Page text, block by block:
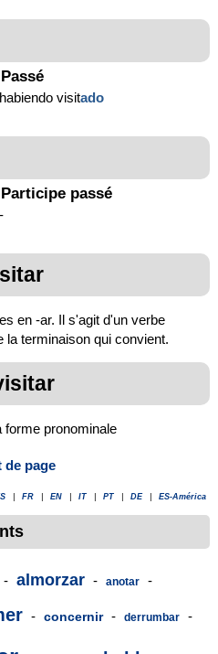
Passé
habiendo visitado
Participe passé
-
en -ar. Il s'agit d'un verbe
la terminaison qui convient.
forme pronominale
de page
FR EN IT PT DE ES-América
- almorzar - anotar -
- concernir - derrumbar -